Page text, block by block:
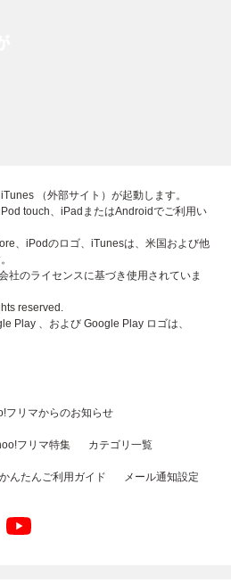
（外部サイト）が起動します。
touch、iPadまたはAndroidでご利用い
、iPodのロゴ、iTunesは、米国および他
社のライセンスに基づき使用されていま
reserved.
Play 、および Google Play ロゴは、
フリマからのお知らせ
フリマ特集 カテゴリ一覧
かんたんご利用ガイド メール通知設定